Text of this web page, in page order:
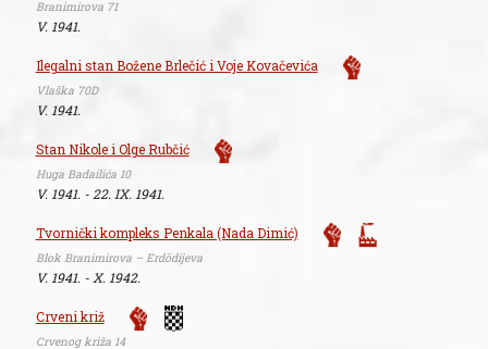
Branimirova 71
V. 1941.
Ilegalni stan Božene Brlečić i Voje Kovačevića
Vlaška 70D
V. 1941.
Stan Nikole i Olge Rubčić
Huga Badailića 10
V. 1941. - 22. IX. 1941.
Tvornički kompleks Penkala (Nada Dimić)
Blok Branimirova – Erdödijeva
V. 1941. - X. 1942.
Crveni križ
Crvenog križa 14